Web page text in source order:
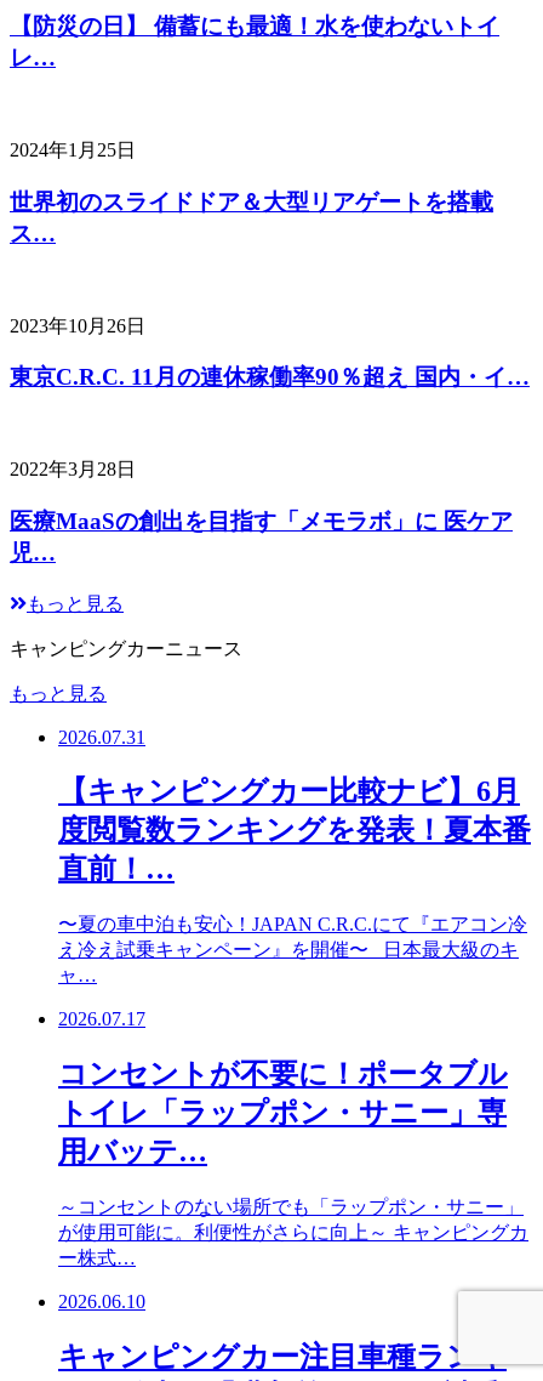
【防災の日】 備蓄にも最適！水を使わないトイ
レ…
2024年1月25日
世界初のスライドドア＆大型リアゲートを搭載
ス…
2023年10月26日
東京C.R.C. 11月の連休稼働率90％超え 国内・イ…
2022年3月28日
医療MaaSの創出を目指す「メモラボ」に 医ケア
児…
もっと見る
キャンピングカーニュース
もっと見る
2026.07.31
【キャンピングカー比較ナビ】6月
度閲覧数ランキングを発表！夏本番
直前！…
〜夏の車中泊も安心！JAPAN C.R.C.にて『エアコン冷
え冷え試乗キャンペーン』を開催〜 日本最大級のキ
ャ…
2026.07.17
コンセントが不要に！ポータブル
トイレ「ラップポン・サニー」専
用バッテ…
～コンセントのない場所でも「ラップポン・サニー」
が使用可能に。利便性がさらに向上～ キャンピングカ
ー株式…
2026.06.10
キャンピングカー注目車種ランキ